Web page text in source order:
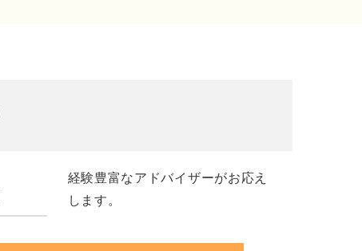
経験豊富なアドバイザーがお応え
します。